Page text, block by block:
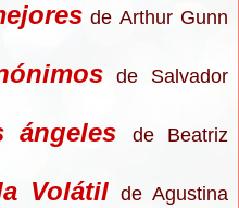
de Arthur Gunn
de Salvador
ángeles
de Beatriz
Volátil de Agustina